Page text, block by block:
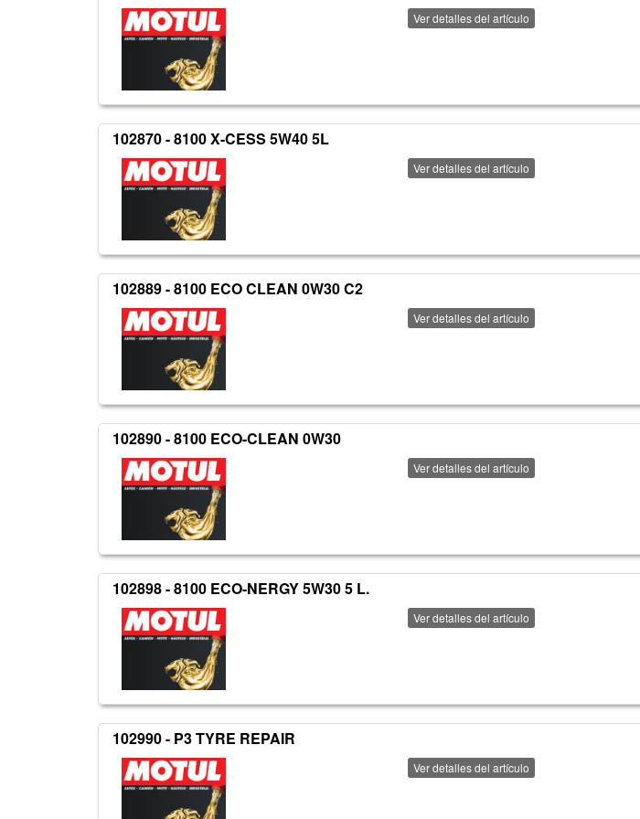
Ver detalles del artículo
102870 - 8100 X-CESS 5W40 5L
Ver detalles del artículo
102889 - 8100 ECO CLEAN 0W30 C2
Ver detalles del artículo
102890 - 8100 ECO-CLEAN 0W30
Ver detalles del artículo
102898 - 8100 ECO-NERGY 5W30 5 L.
Ver detalles del artículo
102990 - P3 TYRE REPAIR
Ver detalles del artículo